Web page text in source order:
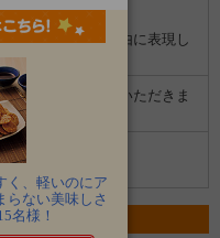
届きます。
想や口コミを自由に表現し
ムを参考にさせていただきま
く、軽いのにア
らない美味しさ
名様！